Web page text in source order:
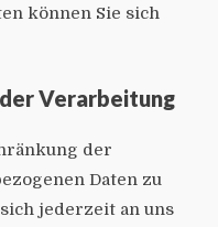
können Sie sich
Verarbeitung
der
Daten zu
jederzeit an uns